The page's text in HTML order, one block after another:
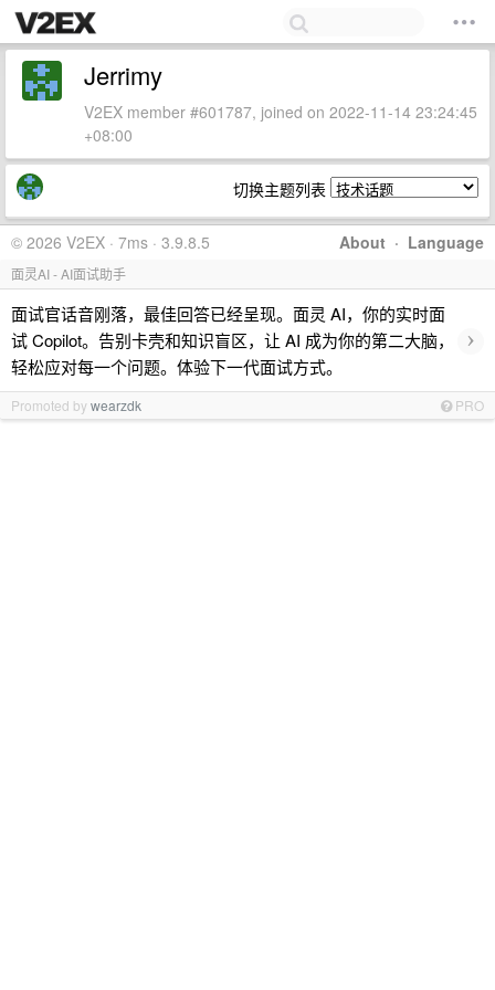
Jerrimy
V2EX member #601787, joined on 2022-11-14 23:24:45
+08:00
切换主题列表
About · Language
© 2026 V2EX · 7ms · 3.9.8.5
面灵AI - AI面试助手
面试官话音刚落，最佳回答已经呈现。面灵 AI，你的实时面
试 Copilot。告别卡壳和知识盲区，让 AI 成为你的第二大脑，
轻松应对每一个问题。体验下一代面试方式。
›
Promoted bywearzdk PRO